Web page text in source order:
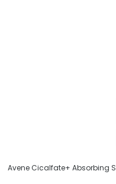
Avene Cicalfate+ Absorbing